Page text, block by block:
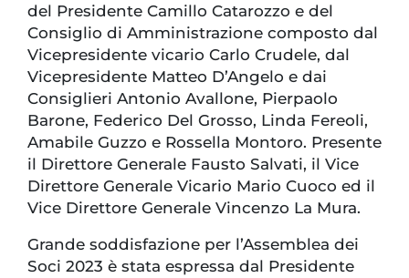
del Presidente Camillo Catarozzo e del
Consiglio di Amministrazione composto dal
Vicepresidente vicario Carlo Crudele, dal
Vicepresidente Matteo D’Angelo e dai
Consiglieri Antonio Avallone, Pierpaolo
Barone, Federico Del Grosso, Linda Fereoli,
Amabile Guzzo e Rossella Montoro. Presente
il Direttore Generale Fausto Salvati, il Vice
Direttore Generale Vicario Mario Cuoco ed il
Vice Direttore Generale Vincenzo La Mura.
Grande soddisfazione per l’Assemblea dei
Soci 2023 è stata espressa dal Presidente